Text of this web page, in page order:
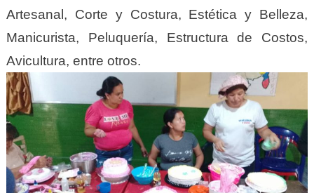
Artesanal, Corte y Costura, Estética y Belleza,
Manicurista, Peluquería, Estructura de Costos,
Avicultura, entre otros.